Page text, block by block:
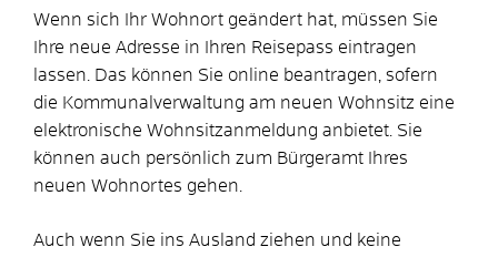
Wenn sich Ihr Wohnort geändert hat, müssen Sie
Ihre neue Adresse in Ihren Reisepass eintragen
lassen.
Das können Sie online beantragen, sofern
die Kommunalverwaltung am neuen Wohnsitz eine
elektronische Wohnsitzanmeldung anbietet. Sie
können auch persönlich zum Bürgeramt Ihres
neuen Wohnortes gehen.
Auch wenn Sie ins Ausland ziehen und keine